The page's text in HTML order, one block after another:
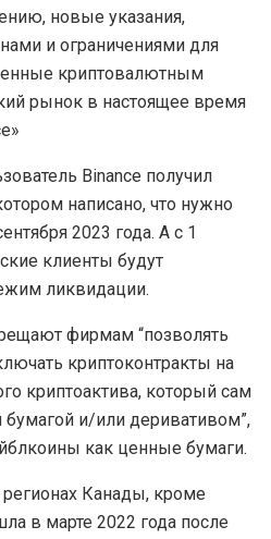
новые указания,
и ограничениями для
криптовалютным
рынок в настоящее время
Binance получил
написано, что нужно
2023 года. А с 1
клиенты будут
ликвидации.
фирмам “позволять
криптоконтракты на
криптоактива, который сам
бумагой и/или деривативом”,
как ценные бумаги.
Канады, кроме
в марте 2022 года после